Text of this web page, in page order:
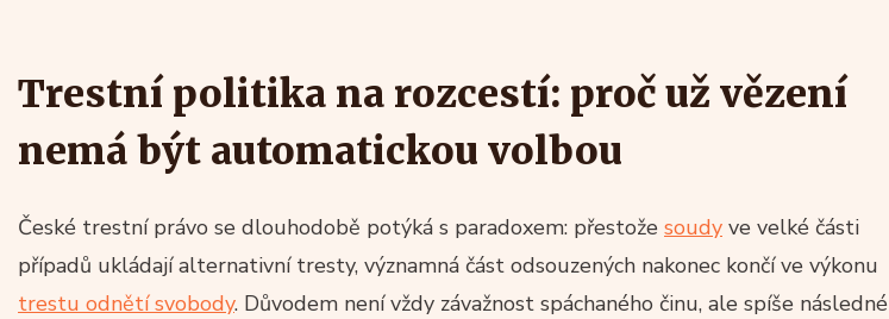
Trestní politika na rozcestí: proč už vězení
nemá být automatickou volbou
České trestní právo se dlouhodobě potýká s paradoxem: přestože soudy ve velké části
případů ukládají alternativní tresty, významná část odsouzených nakonec končí ve výkonu
trestu odnětí svobody. Důvodem není vždy závažnost spáchaného činu, ale spíše následné